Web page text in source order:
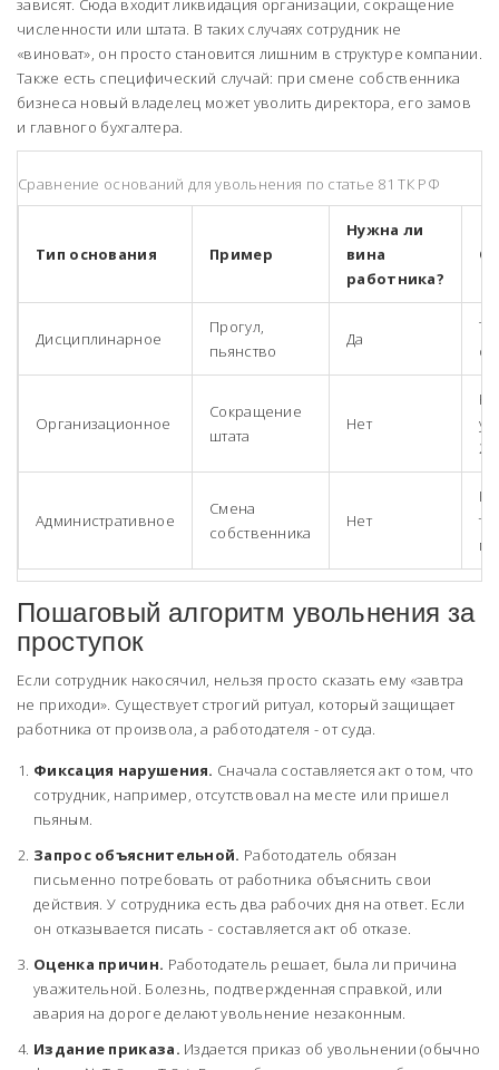
зависят. Сюда входит ликвидация организации, сокращение
численности или штата. В таких случаях сотрудник не
«виноват», он просто становится лишним в структуре компании.
Также есть специфический случай: при смене собственника
бизнеса новый владелец может уволить директора, его замов
и главного бухгалтера.
Сравнение оснований для увольнения по статье 81 ТК РФ
Тип основания Пример
Нужна ли
вина
работника?
Дисциплинарное
Прогул,
пьянство
Да
Организационное
Сокращение
штата
Нет
2
Административное
Смена
собственника
Нет
Пошаговый алгоритм увольнения за
проступок
Если сотрудник накосячил, нельзя просто сказать ему «завтра
не приходи». Существует строгий ритуал, который защищает
работника от произвола, а работодателя - от суда.
Фиксация нарушения. Сначала составляется акт о том, что
сотрудник, например, отсутствовал на месте или пришел
пьяным.
Запрос объяснительной. Работодатель обязан
письменно потребовать от работника объяснить свои
действия. У сотрудника есть два рабочих дня на ответ. Если
он отказывается писать - составляется акт об отказе.
Оценка причин. Работодатель решает, была ли причина
уважительной. Болезнь, подтвержденная справкой, или
авария на дороге делают увольнение незаконным.
Издание приказа. Издается приказ об увольнении (обычно